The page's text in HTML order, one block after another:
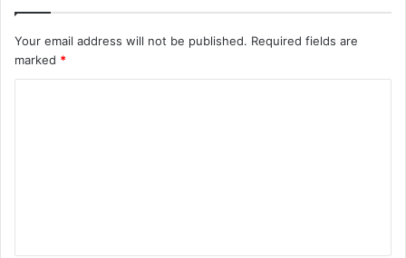
Your email address will not be published. Required fields are
marked *